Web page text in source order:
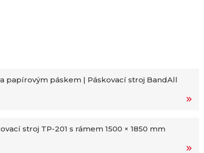
papírovým páskem | Páskovací stroj BandAll
stroj TP-201 s rámem 1500 × 1850 mm